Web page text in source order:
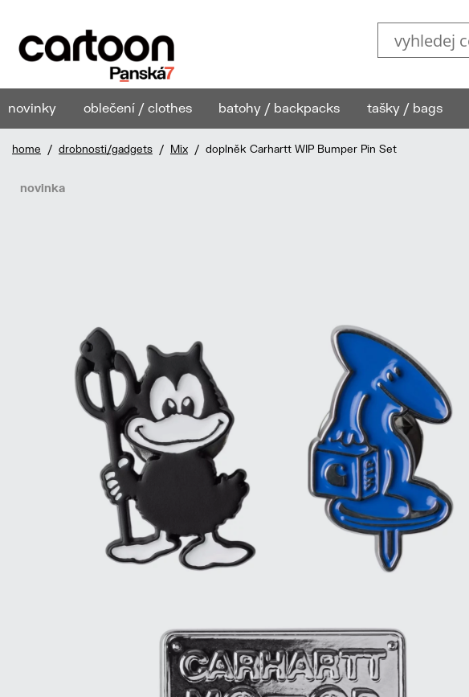
novinky oblečení / clothes batohy / backpacks tašky / bags
home / drobnosti/gadgets / Mix / doplněk Carhartt WIP Bumper Pin Set
novinka